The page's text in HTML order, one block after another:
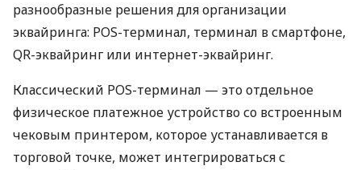
разнообразные решения для организации
эквайринга: POS-терминал, терминал в смартфоне,
QR-эквайринг или интернет-эквайринг.
Классический POS-терминал — это отдельное
физическое платежное устройство со встроенным
чековым принтером, которое устанавливается в
торговой точке, может интегрироваться с